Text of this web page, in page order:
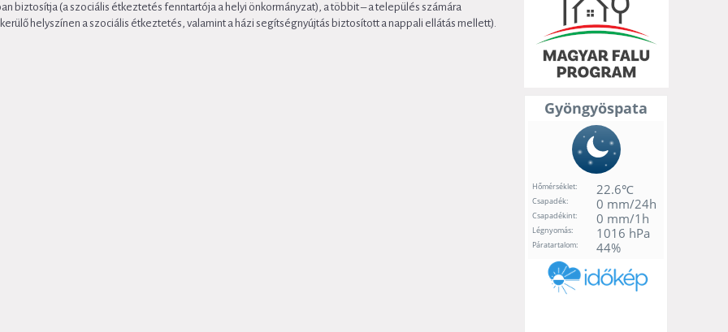
biztosítja (a szociális étkeztetés fenntartója a helyi önkormányzat), a többit – a település számára
helyszínen a szociális étkeztetés, valamint a házi segítségnyújtás biztosított a nappali ellátás mellett).